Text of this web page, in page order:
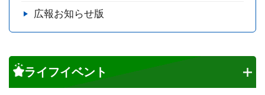
広報お知らせ版
ライフイベント